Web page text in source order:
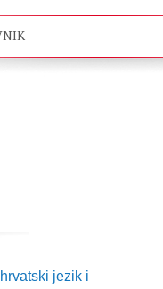
jezik i